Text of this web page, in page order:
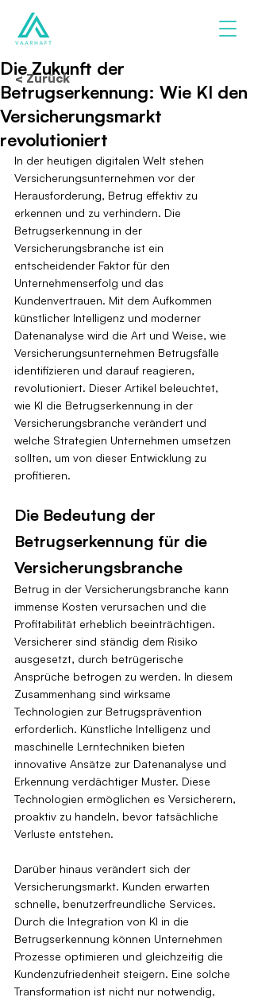
Die Zukunft der
Betrugserkennung: Wie KI den
Versicherungsmarkt
revolutioniert
In der heutigen digitalen Welt stehen
Versicherungsunternehmen vor der
Herausforderung, Betrug effektiv zu
erkennen und zu verhindern. Die
Betrugserkennung in der
Versicherungsbranche ist ein
entscheidender Faktor für den
Unternehmenserfolg und das
Kundenvertrauen. Mit dem Aufkommen
künstlicher Intelligenz und moderner
Datenanalyse wird die Art und Weise, wie
Versicherungsunternehmen Betrugsfälle
identifizieren und darauf reagieren,
revolutioniert. Dieser Artikel beleuchtet,
wie KI die Betrugserkennung in der
Versicherungsbranche verändert und
welche Strategien Unternehmen umsetzen
sollten, um von dieser Entwicklung zu
profitieren.
Die Bedeutung der
Betrugserkennung für die
Versicherungsbranche
Betrug in der Versicherungsbranche kann
immense Kosten verursachen und die
Profitabilität erheblich beeinträchtigen.
Versicherer sind ständig dem Risiko
ausgesetzt, durch betrügerische
Ansprüche betrogen zu werden. In diesem
Zusammenhang sind wirksame
Technologien zur Betrugsprävention
erforderlich. Künstliche Intelligenz und
maschinelle Lerntechniken bieten
innovative Ansätze zur Datenanalyse und
Erkennung verdächtiger Muster. Diese
Technologien ermöglichen es Versicherern,
proaktiv zu handeln, bevor tatsächliche
Verluste entstehen.
Darüber hinaus verändert sich der
Versicherungsmarkt. Kunden erwarten
schnelle, benutzerfreundliche Services.
Durch die Integration von KI in die
Betrugserkennung können Unternehmen
Prozesse optimieren und gleichzeitig die
Kundenzufriedenheit steigern. Eine solche
Transformation ist nicht nur notwendig,
< Zurück